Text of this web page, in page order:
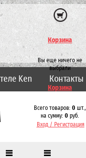
Корзина
Вы еще ничего не
выбрали
Корзина
Всего товаров: 0 шт.,
на сумму: 0 руб.
Вход / Регистрация
Ken Контакты